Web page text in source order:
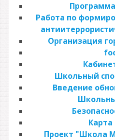
Работа по
Организация
Школьный
Введение
Карта
Проект "Школа